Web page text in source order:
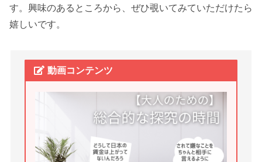
す。興味のあるところから、ぜひ覗いてみていただけたら
嬉しいです。
動画コンテンツ